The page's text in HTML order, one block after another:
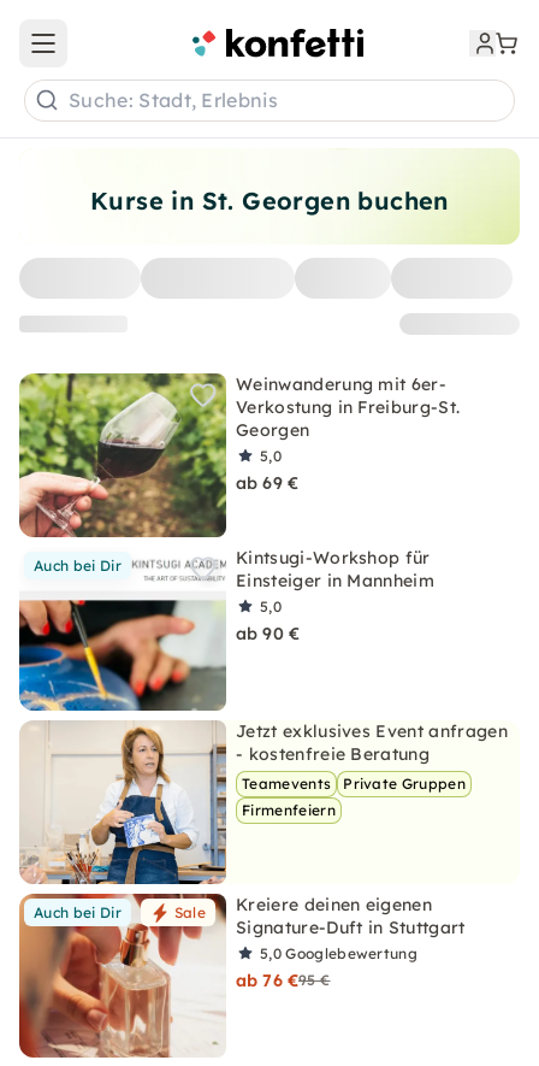
Kurse in St. Georgen buchen
Weinwanderung mit 6er-
Verkostung in Freiburg-St.
Georgen
5,0
ab 69 €
Auch bei Dir
Kintsugi-Workshop für
Einsteiger in Mannheim
5,0
ab 90 €
Jetzt exklusives Event anfragen
- kostenfreie Beratung
Teamevents
Private Gruppen
Firmenfeiern
Auch bei Dir Sale
Kreiere deinen eigenen
Signature-Duft in Stuttgart
5,0Googlebewertung
ab 76 €95 €
Open main menu
Suche: Stadt, Erlebnis